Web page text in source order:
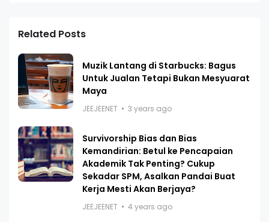
Related Posts
Muzik Lantang di Starbucks: Bagus
Untuk Jualan Tetapi Bukan Mesyuarat
Maya
JEEJEENET 3 years ago
Survivorship Bias dan Bias
Kemandirian: Betul ke Pencapaian
Akademik Tak Penting? Cukup
Sekadar SPM, Asalkan Pandai Buat
Kerja Mesti Akan Berjaya?
JEEJEENET 4 years ago